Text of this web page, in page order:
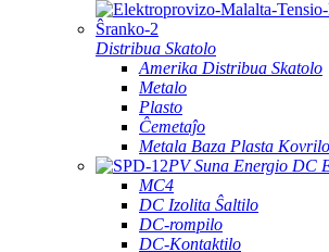
Distribua Skatolo
Amerika Distribua Skatolo
Metalo
Plasto
Ĉemetaĵo
Metala Baza Plasta Kovrilo
PV Suna Energio DC
MC4
DC Izolita Ŝaltilo
DC-rompilo
DC-Kontaktilo